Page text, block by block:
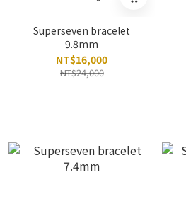
Superseven bracelet
9.8mm
NT$16,000
NT$24,000